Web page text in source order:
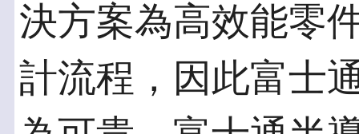
決方案為高效能零
計流程，因此富士